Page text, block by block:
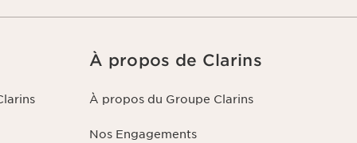
À propos de Clarins
À propos du Groupe Clarins
Nos Engagements